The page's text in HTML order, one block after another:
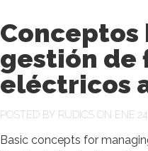
Conceptos
gestión de
eléctricos
POSTED BY RUDICS ON ENE
Basic concepts for